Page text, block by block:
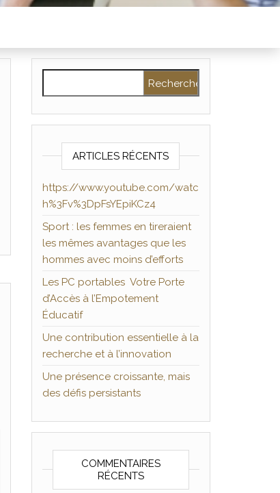
ARTICLES RÉCENTS
https://www.youtube.com/watc
h%3Fv%3DpFsYEpiKCz4
Sport : les femmes en tireraient
les mêmes avantages que les
hommes avec moins d’efforts
Les PC portables Votre Porte
d’Accès à l’Empotement
Éducatif
Une contribution essentielle à la
recherche et à l’innovation
Une présence croissante, mais
des défis persistants
COMMENTAIRES
RÉCENTS